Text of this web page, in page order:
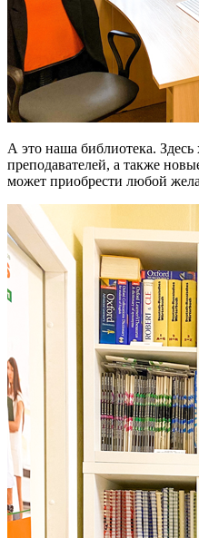
А это наша библиотека. Здесь
преподавателей, а также
может приобрести любой